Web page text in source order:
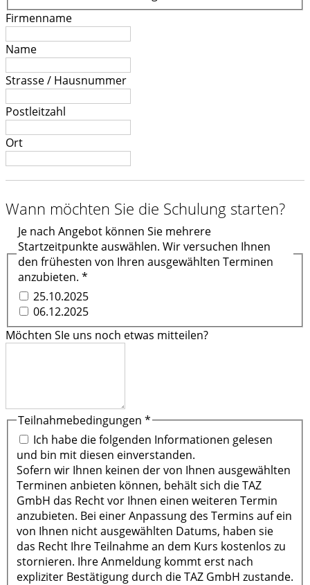
Firmenname
Name
Strasse / Hausnummer
Postleitzahl
Ort
Wann möchten Sie die Schulung starten?
Je nach Angebot können Sie mehrere
Startzeitpunkte auswählen. Wir versuchen Ihnen
den frühesten von Ihren ausgewählten Terminen
anzubieten. *
25.10.2025
06.12.2025
Möchten SIe uns noch etwas mitteilen?
Teilnahmebedingungen *
Ich habe die folgenden Informationen gelesen
und bin mit diesen einverstanden.
Sofern wir Ihnen keinen der von Ihnen ausgewählten
Terminen anbieten können, behält sich die TAZ
GmbH das Recht vor Ihnen einen weiteren Termin
anzubieten. Bei einer Anpassung des Termins auf ein
von Ihnen nicht ausgewählten Datums, haben sie
das Recht Ihre Teilnahme an dem Kurs kostenlos zu
stornieren. Ihre Anmeldung kommt erst nach
expliziter Bestätigung durch die TAZ GmbH zustande.